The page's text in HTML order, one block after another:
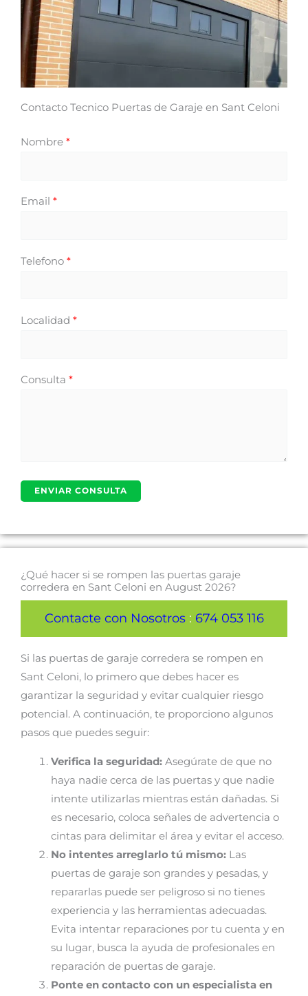
Contacto Tecnico Puertas de Garaje en Sant Celoni
Nombre *
Email *
Telefono *
Localidad *
Consulta *
¿Qué hacer si se rompen las puertas garaje
corredera en Sant Celoni en August 2026?
Contacte con Nosotros: 674 053 116
Si las puertas de garaje corredera se rompen en
Sant Celoni, lo primero que debes hacer es
garantizar la seguridad y evitar cualquier riesgo
potencial. A continuación, te proporciono algunos
pasos que puedes seguir:
Verifica la seguridad:Asegúrate de que no
haya nadie cerca de las puertas y que nadie
intente utilizarlas mientras están dañadas. Si
es necesario, coloca señales de advertencia o
cintas para delimitar el área y evitar el acceso.
No intentes arreglarlo tú mismo:Las
puertas de garaje son grandes y pesadas, y
repararlas puede ser peligroso si no tienes
experiencia y las herramientas adecuadas.
Evita intentar reparaciones por tu cuenta y en
su lugar, busca la ayuda de profesionales en
reparación de puertas de garaje.
Ponte en contacto con un especialista en